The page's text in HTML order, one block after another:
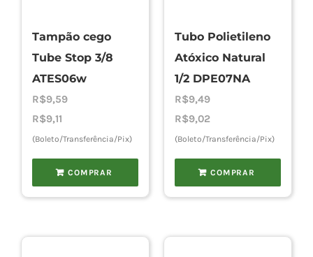
Tampão cego
Tube Stop 3/8
ATES06w
R$9,59
R$9,11
(Boleto/Transferência/Pix)
COMPRAR
Tubo Polietileno
Atóxico Natural
1/2 DPE07NA
R$9,49
R$9,02
(Boleto/Transferência/Pix)
COMPRAR